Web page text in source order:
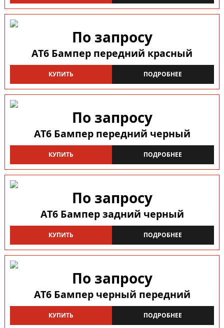
По запросу
AT6 Бампер передний красный
КУПИТЬ ПОДРОБНЕЕ
По запросу
AT6 Бампер передний черный
КУПИТЬ ПОДРОБНЕЕ
По запросу
AT6 Бампер задний черный
КУПИТЬ ПОДРОБНЕЕ
По запросу
AT6 Бампер черный передний
КУПИТЬ ПОДРОБНЕЕ